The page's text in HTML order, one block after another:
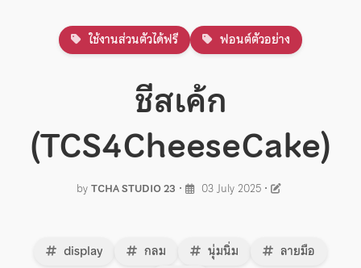
ใช้งานส่วนตัวได้ฟรี ฟอนต์ตัวอย่าง
ชีสเค้ก
(TCS4CheeseCake)
byTCHA STUDIO 23 • 03 July 2025•
display กลม นุ่มนิ่ม
ลายมือ